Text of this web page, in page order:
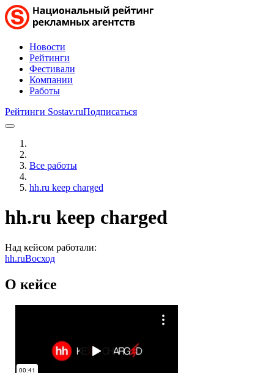
Новости
Рейтинги
Фестивали
Компании
Работы
Рейтинги Sostav.ruПодписаться
Все работы
hh.ru keep charged
hh.ru keep charged
Над кейсом работали:
hh.ruВосход
О кейсе